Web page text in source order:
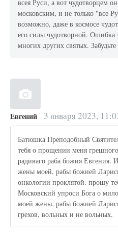
всея Руси, а вот чудотворцем
московским, и не только "все
возможно, даже в космосе
его силы чудотворной. Ошибка
многих других святых.
Евгений 3 января 2023,
Батюшка Преподобный
тебя о прощении меня
радиваго раба божия Евгения.
жены моей, рабы божией
онкологии проклятой. прошу
Московский упроси Бога о
моей жены, рабы божией
грехов, вольных и не вольных.